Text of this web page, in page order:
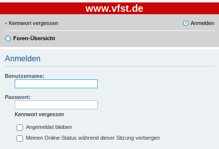
www.vfst.de
Kennwort vergessen Anmelden
Foren-Übersicht
Anmelden
Benutzername:
Passwort:
Kennwort vergessen
Angemeldet bleiben
Meinen Online-Status während dieser Sitzung verbergen